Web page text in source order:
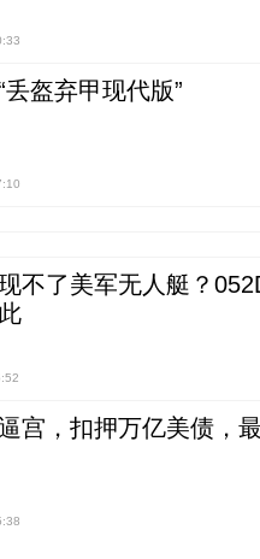
丢盔弃甲现代版”
不了美军无人艇？
宫，扣押万亿美债，